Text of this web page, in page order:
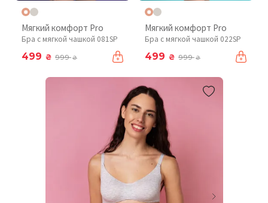
Мягкий комфорт Pro
Бра с мягкой чашкой 081SP
499 ₴ 999₴
Мягкий комфорт Pro
Бра с мягкой чашкой 022SP
499 ₴ 999₴